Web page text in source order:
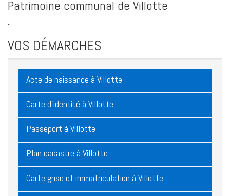
Patrimoine communal de Villotte
..
VOS DÉMARCHES
Acte de naissance à Villotte
Carte d'identité à Villotte
Passeport à Villotte
Plan cadastre à Villotte
Carte grise et immatriculation à Villotte